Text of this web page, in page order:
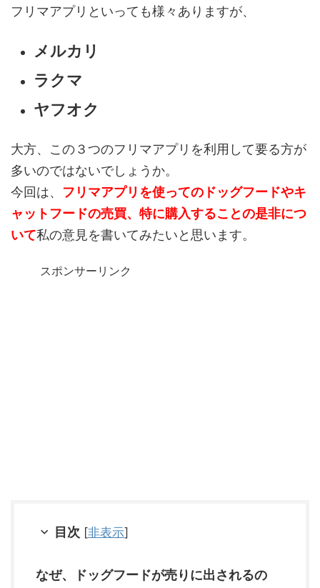
フリマアプリといっても様々ありますが、
メルカリ
ラクマ
ヤフオク
大方、この３つのフリマアプリを利用して要る方が
多いのではないでしょうか。
今回は、 フリマアプリを使ってのドッグフードやキ
ャットフードの売買、特に購入することの是非につ
いて私の意見を書いてみたいと思います。
スポンサーリンク
目次 [非表示]
なぜ、ドッグフードが売りに出されるの